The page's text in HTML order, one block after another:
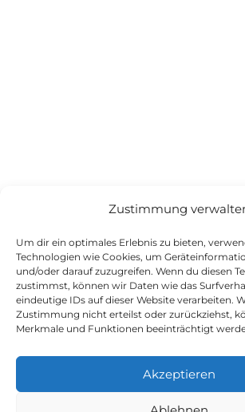
Zustimmung
Um dir ein optimales Erlebnis zu bieten,
Technologien wie Cookies, um
und/oder darauf zuzugreifen. Wenn du diesen
zustimmst, können wir Daten wie das
eindeutige IDs auf dieser Website verarbeiten.
Zustimmung nicht erteilst oder zurückziehst,
Merkmale und Funktionen beeinträchtigt
Akzeptieren
Datenschutz